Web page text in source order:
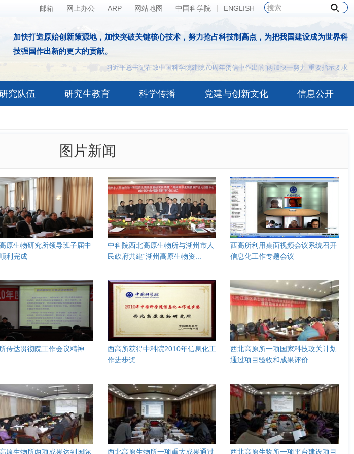
邮箱 网上办公 ARP 网站地图 中国科学院 ENGLISH
加快打造原始创新策源地，加快突破关键核心技术，努力抢占科技制高点，为把我国建设成为世界科
技强国作出新的更大的贡献。
——习近平总书记在致中国科学院建院70周年贺信中作出的“两加快一努力”重要指示要求
究队伍 研究生教育 科学传播 党建与创新文化 信息公开
图片新闻
原生物研究所领导班子届中
利完成
中科院西北高原生物所与湖州市人
民政府共建“湖州高原生物资...
西高所利用桌面视频会议系统召开
信息化工作专题会议
传达贯彻院工作会议精神
西高所获得中科院2010年信息化工
作进步奖
西北高原所一项国家科技攻关计划
通过项目验收和成果评价
原生物所两项成果达到国际 西北高原生物所一项重大成果通过 西北高原生物所一项平台建设项目